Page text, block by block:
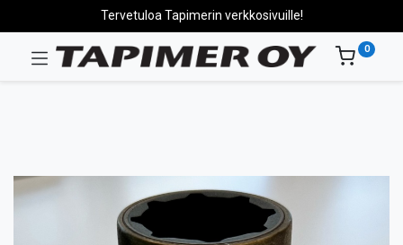
Tervetuloa Tapimerin verkkosivuille!
0